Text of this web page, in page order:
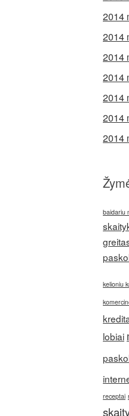
2014
2014
2014
2014
2014
2014
2014
baidariu
kelioniu
lobiai
receptai